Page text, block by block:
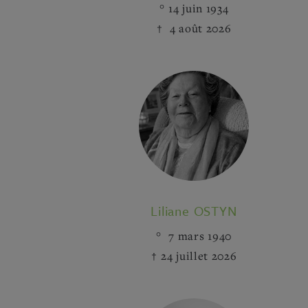
14 juin 1934
4 août 2026
Liliane OSTYN
7 mars 1940
24 juillet 2026